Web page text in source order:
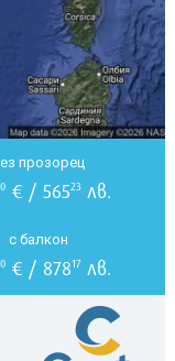
прозорец
€ / 56523лв.
с балкон
€ / 87817 лв.